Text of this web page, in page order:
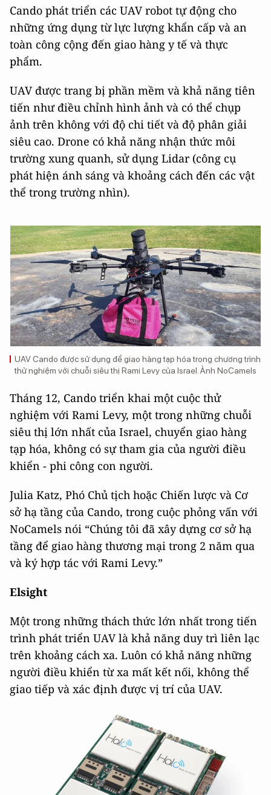
Cando phát triển các UAV robot tự động cho
những ứng dụng từ lực lượng khẩn cấp và an
toàn công cộng đến giao hàng y tế và thực
phẩm.
UAV được trang bị phần mềm và khả năng tiên
tiến như điều chỉnh hình ảnh và có thể chụp
ảnh trên không với độ chi tiết và độ phân giải
siêu cao. Drone có khả năng nhận thức môi
trường xung quanh, sử dụng Lidar (công cụ
phát hiện ánh sáng và khoảng cách đến các vật
thể trong trường nhìn).
UAV Cando được sử dụng để giao hàng tạp hóa trong chương trình
thử nghiệm với chuỗi siêu thị Rami Levy của Israel. Ảnh NoCamels
Tháng 12, Cando triển khai một cuộc thử
nghiệm với Rami Levy, một trong những chuỗi
siêu thị lớn nhất của Israel, chuyển giao hàng
tạp hóa, không có sự tham gia của người điều
khiển - phi công con người.
Julia Katz, Phó Chủ tịch hoặc Chiến lược và Cơ
sở hạ tầng của Cando, trong cuộc phỏng vấn với
NoCamels nói “Chúng tôi đã xây dựng cơ sở hạ
tầng để giao hàng thương mại trong 2 năm qua
và ký hợp tác với Rami Levy.”
Elsight
Một trong những thách thức lớn nhất trong tiến
trình phát triển UAV là khả năng duy trì liên lạc
trên khoảng cách xa. Luôn có khả năng những
người điều khiển từ xa mất kết nối, không thể
giao tiếp và xác định được vị trí của UAV.